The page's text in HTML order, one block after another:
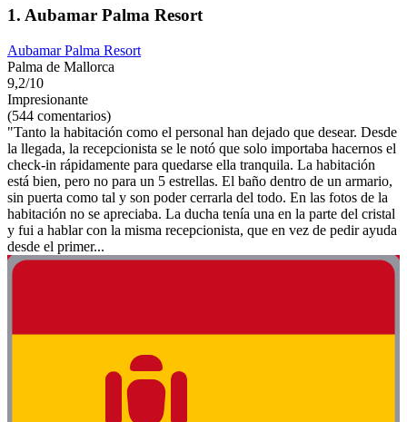
1. Aubamar Palma Resort
Aubamar Palma Resort
Palma de Mallorca
9,2/10
Impresionante
(544 comentarios)
"Tanto la habitación como el personal han dejado que desear. Desde
la llegada, la recepcionista se le notó que solo importaba hacernos el
check-in rápidamente para quedarse ella tranquila. La habitación
está bien, pero no para un 5 estrellas. El baño dentro de un armario,
sin puerta como tal y son poder cerrarla del todo. En las fotos de la
habitación no se apreciaba. La ducha tenía una en la parte del cristal
y fui a hablar con la misma recepcionista, que en vez de pedir ayuda
desde el primer...